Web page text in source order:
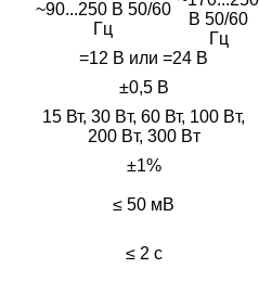
~90...250 В 50/60
Гц
В 50/60
Гц
=12 В или =24 В
±0,5 В
15 Вт, 30 Bт, 60 Вт, 100 Bт,
200 Bт, 300 Bт
±1%
≤ 50 мВ
≤ 2 c